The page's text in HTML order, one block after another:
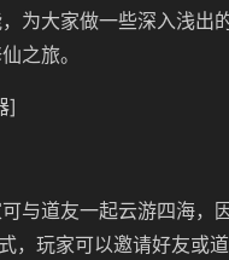
为大家做一些深入浅出
之旅。
]
与道友一起云游四海，
，玩家可以邀请好友或